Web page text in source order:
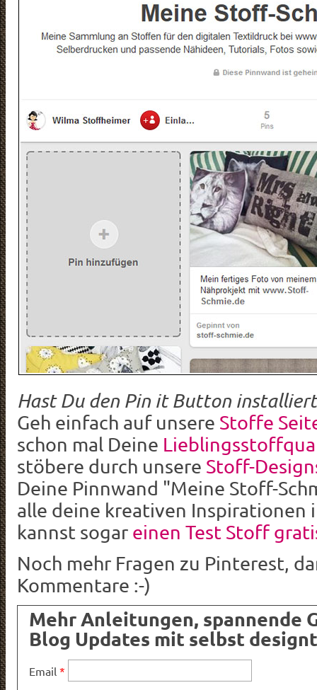
Hast Du den Pin it Button
Geh einfach auf unsere Stoffe
schon mal Deine
stöbere durch unsere Stoff-
Deine Pinnwand "Meine Stoff-
alle deine kreativen Inspirationen
kannst sogar einen Test Stoff
Noch mehr Fragen zu Pinterest,
Kommentare :-)
Mehr Anleitungen, spannende
Blog Updates mit selbst
Email*